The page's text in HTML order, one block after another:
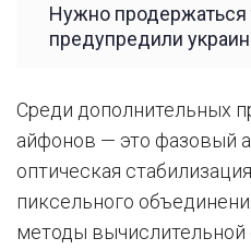
Нужно продержаться
предупредили
Среди дополнительных
айфонов — это фазовый
оптическая
пиксельного
методы